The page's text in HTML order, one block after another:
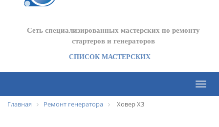
Сеть специализированных мастерских по ремонту
стартеров и генераторов
СПИСОК МАСТЕРСКИХ
Toggle
Главная Ремонт генератора Ховер Х3